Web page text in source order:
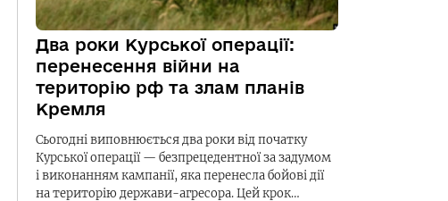
Два роки Курської операції:
перенесення війни на
територію рф та злам планів
Кремля
Сьогодні виповнюється два роки від початку
Курської операції — безпрецедентної за задумом
і виконанням кампанії, яка перенесла бойові дії
на територію держави-агресора. Цей крок…